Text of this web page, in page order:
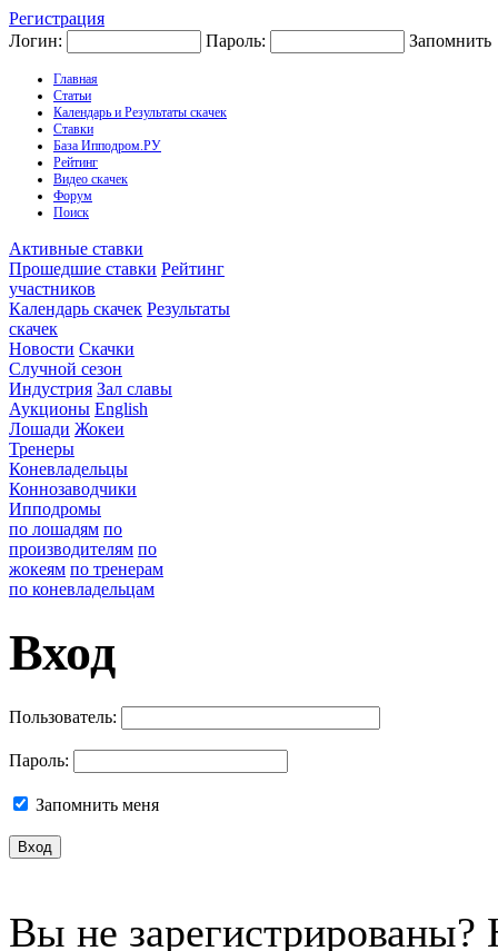
Регистрация
Логин:
Пароль: Запомнить
Главная
Статьи
Календарь и Результаты скачек
Ставки
База Ипподром.РУ
Рейтинг
Видео скачек
Форум
Поиск
Активные ставки
Прошедшие ставки Рейтинг
участников
Календарь скачек Результаты
скачек
Новости Скачки
Случной сезон
Индустрия Зал славы
Аукционы English
Лошади Жокеи
Тренеры
Коневладельцы
Коннозаводчики
Ипподромы
по лошадям по
производителям по
жокеям по тренерам
по коневладельцам
Вход
Пользователь:
Пароль:
Запомнить меня
Вы не